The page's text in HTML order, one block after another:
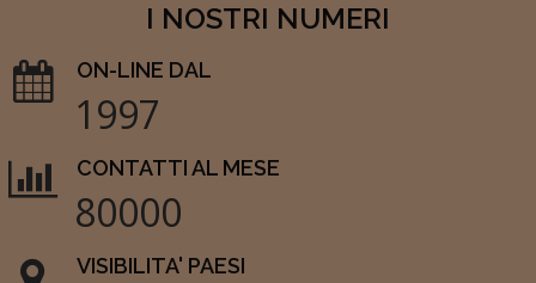
I NOSTRI NUMERI
ON-LINE DAL
1997
CONTATTI AL MESE
80000
VISIBILITA' PAESI